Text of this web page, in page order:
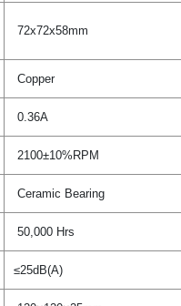
72x72x58mm
Copper
0.36A
2100±10%RPM
Ceramic Bearing
50,000 Hrs
≤25dB(A)